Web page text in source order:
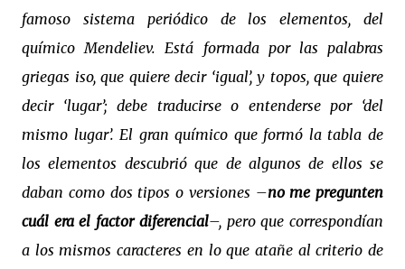
famoso sistema periódico de los elementos, del
químico Mendeliev. Está formada por las palabras
griegas iso, que quiere decir ‘igual’, y topos, que quiere
decir ‘lugar’; debe traducirse o entenderse por ‘del
mismo lugar’. El gran químico que formó la tabla de
los elementos descubrió que de algunos de ellos se
daban como dos tipos o versiones –no me pregunten
cuál era el factor diferencial–, pero que correspondían
a los mismos caracteres en lo que atañe al criterio de